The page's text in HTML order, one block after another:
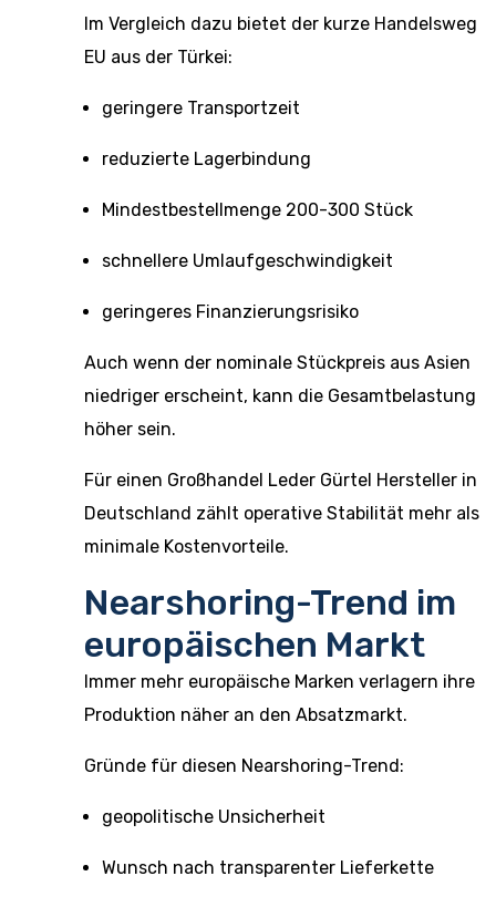
Im Vergleich dazu bietet der kurze Handelsweg
EU aus der Türkei:
geringere Transportzeit
reduzierte Lagerbindung
Mindestbestellmenge 200-300 Stück
schnellere Umlaufgeschwindigkeit
geringeres Finanzierungsrisiko
Auch wenn der nominale Stückpreis aus Asien
niedriger erscheint, kann die Gesamtbelastung
höher sein.
Für einen Großhandel Leder Gürtel Hersteller in
Deutschland zählt operative Stabilität mehr als
minimale Kostenvorteile.
Nearshoring-Trend im
europäischen Markt
Immer mehr europäische Marken verlagern ihre
Produktion näher an den Absatzmarkt.
Gründe für diesen Nearshoring-Trend:
geopolitische Unsicherheit
Wunsch nach transparenter Lieferkette